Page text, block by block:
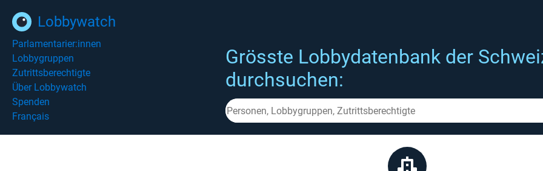
Lobbywatch
Parlamentarier:innen
Lobbygruppen
Zutrittsberechtigte
Über Lobbywatch
Spenden
Français
Grösste Lobbydatenbank der
durchsuchen: